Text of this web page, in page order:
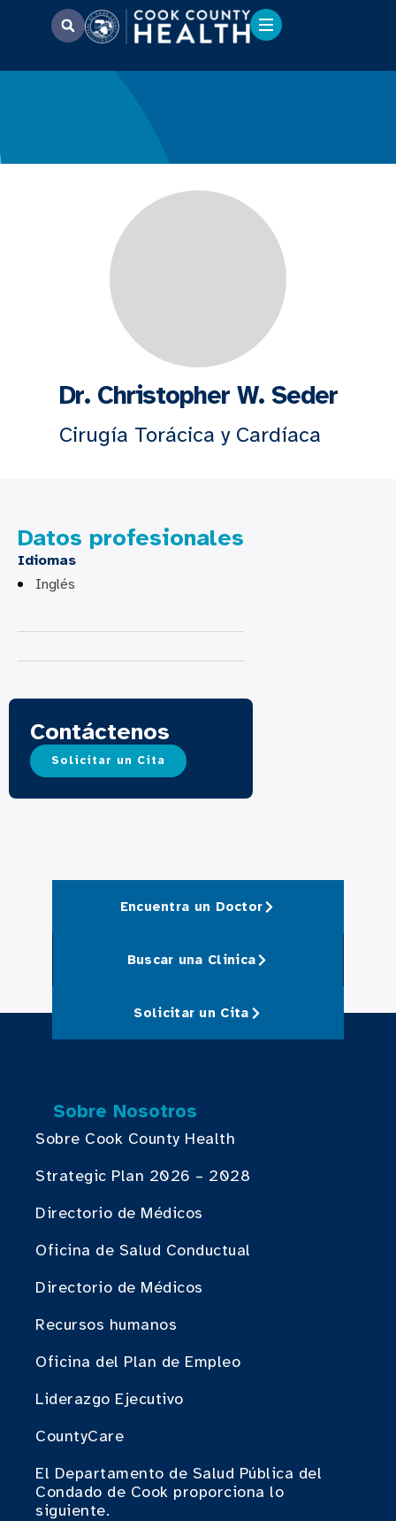
Dr. Christopher W. Seder
Cirugía Torácica y Cardíaca
Datos profesionales
Idiomas
Inglés
Contáctenos
Solicitar un Cita
Encuentra un Doctor
Buscar una Clinica
Solicitar un Cita
Sobre Nosotros
Sobre Cook County Health
Strategic Plan 2026 – 2028
Directorio de Médicos
Oficina de Salud Conductual
Directorio de Médicos
Recursos humanos
Oficina del Plan de Empleo
Liderazgo Ejecutivo
CountyCare
El Departamento de Salud Pública del
Condado de Cook proporciona lo
siguiente.